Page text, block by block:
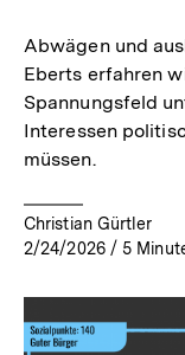
Abwägen und
Eberts erfahren
Spannungsfeld
Interessen
müssen.
Christian Gürtler
2/24/2026 / 5